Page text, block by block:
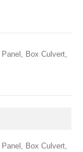
Box Culvert,
Box Culvert,